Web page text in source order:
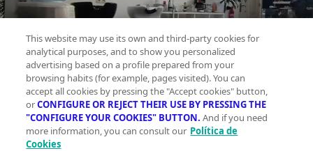
This website may use its own and third-party cookies for
analytical purposes, and to show you personalized
advertising based on a profile prepared from your
browsing habits (for example, pages visited). You can
accept all cookies by pressing the "Accept cookies" button,
orCONFIGURE OR REJECT THEIR USE BY PRESSING THE
"CONFIGURE YOUR COOKIES" BUTTON. And if you need
more information, you can consult our Política de
Cookies